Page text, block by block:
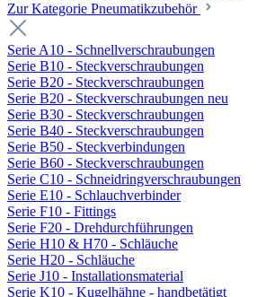
Zur Kategorie Pneumatikzubehör
Serie A10 - Schnellverschraubungen
Serie B10 - Steckverschraubungen
Serie B20 - Steckverschraubungen
Serie B20 - Steckverschraubungen neu
Serie B30 - Steckverschraubungen
Serie B40 - Steckverschraubungen
Serie B50 - Steckverbindungen
Serie B60 - Steckverschraubungen
Serie C10 - Schneidringverschraubungen
Serie E10 - Schlauchverbinder
Serie F10 - Fittings
Serie F20 - Drehdurchführungen
Serie H10 & H70 - Schläuche
Serie H20 - Schläuche
Serie J10 - Installationsmaterial
Serie K10 - Kugelhähne - handbetätigt